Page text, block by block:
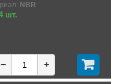
NBR
шт.
− +